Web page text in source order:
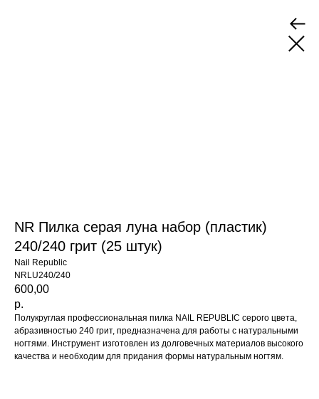
NR Пилка серая луна набор (пластик)
240/240 грит (25 штук)
Nail Republic
NRLU240/240
600,00
р.
Полукруглая профессиональная пилка NAIL REPUBLIC серого цвета,
абразивностью 240 грит, предназначена для работы с натуральными
ногтями. Инструмент изготовлен из долговечных материалов высокого
качества и необходим для придания формы натуральным ногтям.